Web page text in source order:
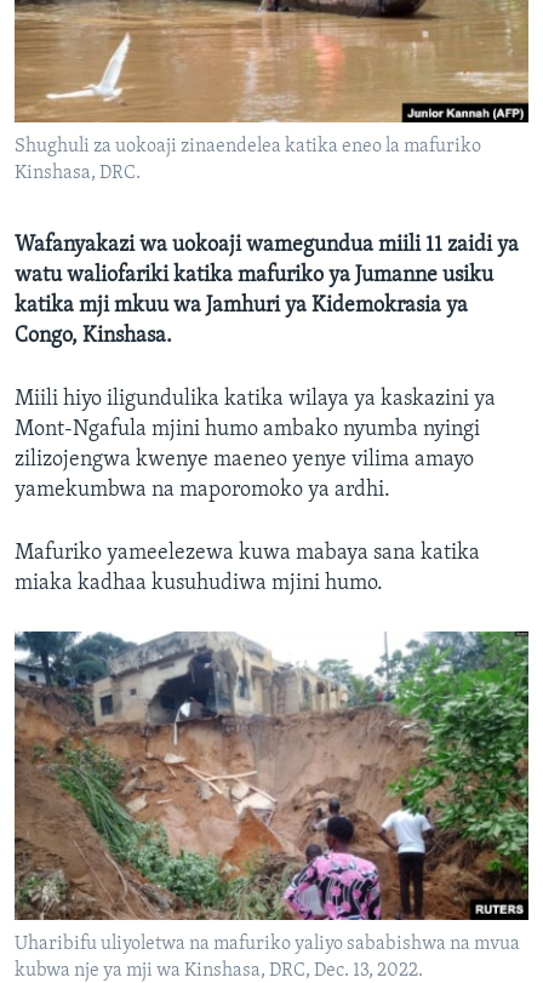
Shughuli za uokoaji zinaendelea katika eneo la mafuriko
Kinshasa, DRC.
Wafanyakazi wa uokoaji wamegundua miili 11 zaidi ya
watu waliofariki katika mafuriko ya Jumanne usiku
katika mji mkuu wa Jamhuri ya Kidemokrasia ya
Congo, Kinshasa.
Miili hiyo iligundulika katika wilaya ya kaskazini ya
Mont-Ngafula mjini humo ambako nyumba nyingi
zilizojengwa kwenye maeneo yenye vilima amayo
yamekumbwa na maporomoko ya ardhi.
Mafuriko yameelezewa kuwa mabaya sana katika
miaka kadhaa kusuhudiwa mjini humo.
Uharibifu uliyoletwa na mafuriko yaliyo sababishwa na mvua
kubwa nje ya mji wa Kinshasa, DRC, Dec. 13, 2022.